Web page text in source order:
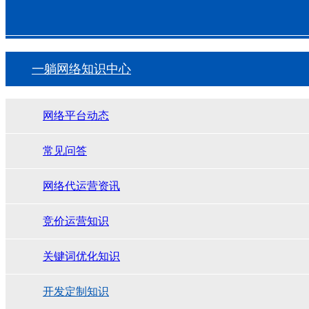
一躺网络知识中心
网络平台动态
常见问答
网络代运营资讯
竞价运营知识
关键词优化知识
开发定制知识